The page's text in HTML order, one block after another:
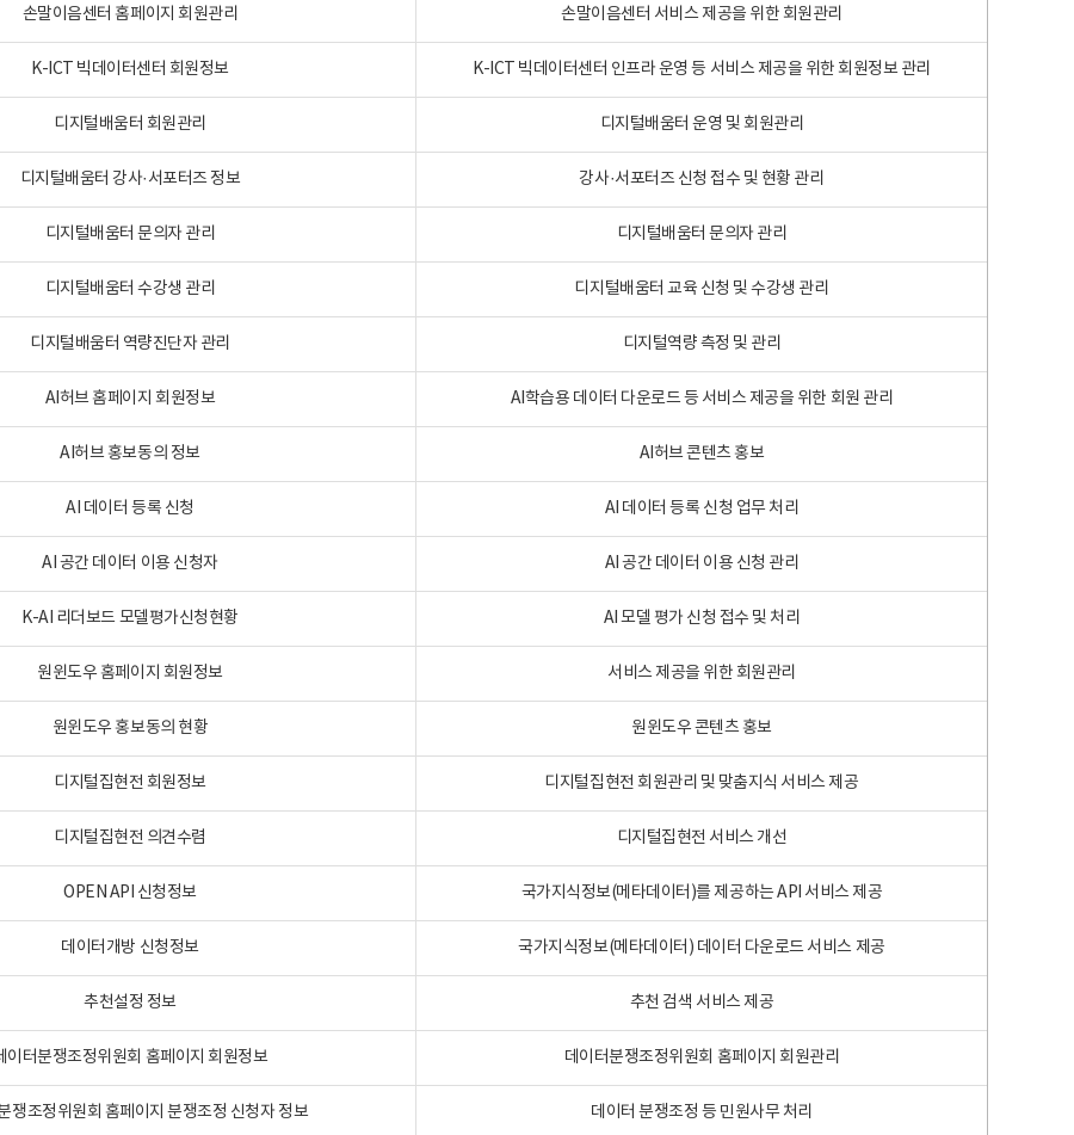
손말이음센터 홈페이지 회원관리 손말이음센터 서비스 제공을 위한 회원관리
K-ICT 빅데이터센터 회원정보 K-ICT 빅데이터센터 인프라 운영 등 서비스 제공을 위한 회원정보 관리
디지털배움터 회원관리 디지털배움터 운영 및 회원관리
디지털배움터 강사·서포터즈 정보 강사·서포터즈 신청 접수 및 현황 관리
디지털배움터 문의자 관리 디지털배움터 문의자 관리
디지털배움터 수강생 관리 디지털배움터 교육 신청 및 수강생 관리
디지털배움터 역량진단자 관리 디지털역량 측정 및 관리
AI허브 홈페이지 회원정보 AI학습용 데이터 다운로드 등 서비스 제공을 위한 회원 관리
AI허브 홍보동의 정보 AI허브 콘텐츠 홍보
AI 데이터 등록 신청 AI 데이터 등록 신청 업무 처리
AI 공간 데이터 이용 신청자 AI 공간 데이터 이용 신청 관리
K-AI 리더보드 모델평가신청현황 AI 모델 평가 신청 접수 및 처리
원윈도우 홈페이지 회원정보 서비스 제공을 위한 회원관리
원윈도우 홍보동의 현황 원윈도우 콘텐츠 홍보
디지털집현전 회원정보 디지털집현전 회원관리 및 맞춤지식 서비스 제공
디지털집현전 의견수렴 디지털집현전 서비스 개선
OPEN API 신청정보 국가지식정보(메타데이터)를 제공하는 API 서비스 제공
데이터개방 신청정보 국가지식정보(메타데이터) 데이터 다운로드 서비스 제공
추천설정 정보 추천 검색 서비스 제공
이터분쟁조정위원회 홈페이지 회원정보 데이터분쟁조정위원회 홈페이지 회원관리
쟁조정위원회 홈페이지 분쟁조정 신청자 정보 데이터 분쟁조정 등 민원사무 처리